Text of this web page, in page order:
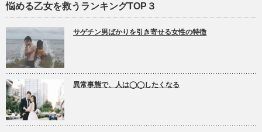
悩める乙女を救うランキングTOP３
サゲチン男ばかりを引き寄せる女性の特徴
異常事態で、人は◯◯したくなる